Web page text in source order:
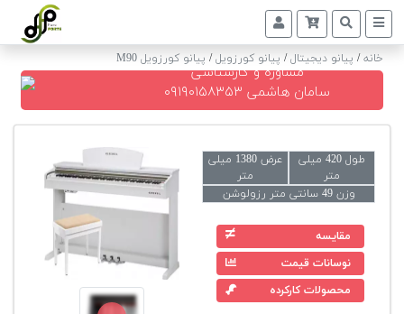
دیجیتال
پیانو
آکوستیک
گیتار
کلاسیک
خانه/ پیانو دیجیتال/ پیانو کورزویل/ پیانو کورزویل M90
مشاوره و کارشناسی
سامان هاشمی ۰۹۱۹۰۱۵۸۳۵۳
طول 420 میلی
متر
عرض 1380 میلی
متر
وزن 49 سانتی متر رزولوشن
مقایسه
نوسانات قیمت
محصولات کارکرده